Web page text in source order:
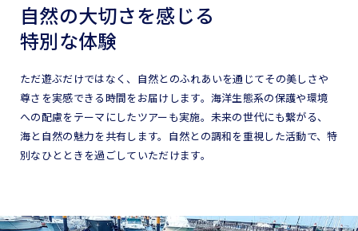
自然の大切さを感じる
特別な体験
ただ遊ぶだけではなく、自然とのふれあいを通じてその美しさや
尊さを実感できる時間をお届けします。海洋生態系の保護や環境
への配慮をテーマにしたツアーも実施。未来の世代にも繋がる、
海と自然の魅力を共有します。自然との調和を重視した活動で、特
別なひとときを過ごしていただけます。